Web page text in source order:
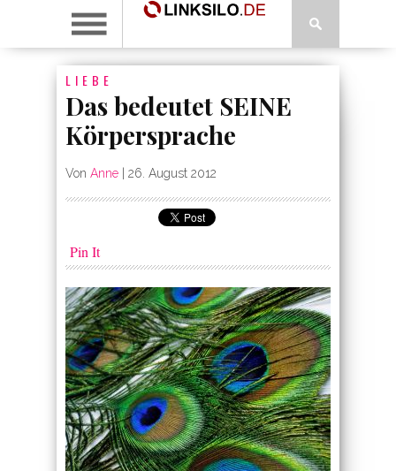
LIEBE
Das bedeutet SEINE
Körpersprache
Von Anne 26. August 2012
Pin It